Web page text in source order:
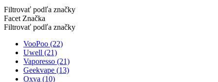
Filtrovať podľa značky
Facet Značka
Filtrovať podľa značky
VooPoo (22)
Uwell (21)
Vaporesso (21)
Geekvape (13)
Oxva (10)